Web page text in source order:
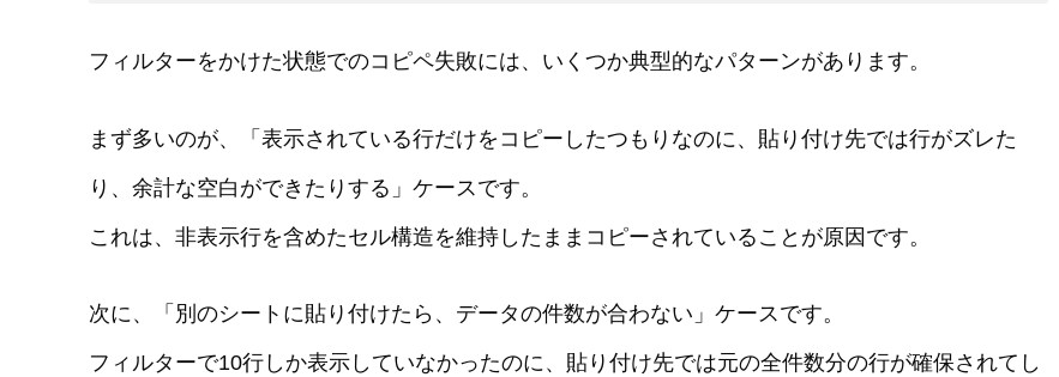
フィルターをかけた状態でのコピペ失敗には、いくつか典型的なパターンがあります。
まず多いのが、「表示されている行だけをコピーしたつもりなのに、貼り付け先では行がズレた
り、余計な空白ができたりする」ケースです。
これは、非表示行を含めたセル構造を維持したままコピーされていることが原因です。
次に、「別のシートに貼り付けたら、データの件数が合わない」ケースです。
フィルターで10行しか表示していなかったのに、貼り付け先では元の全件数分の行が確保されてし